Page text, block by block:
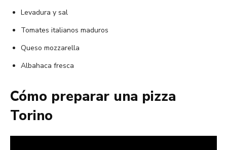
Levadura y sal
Tomates italianos maduros
Queso mozzarella
Albahaca fresca
Cómo preparar una pizza
Torino